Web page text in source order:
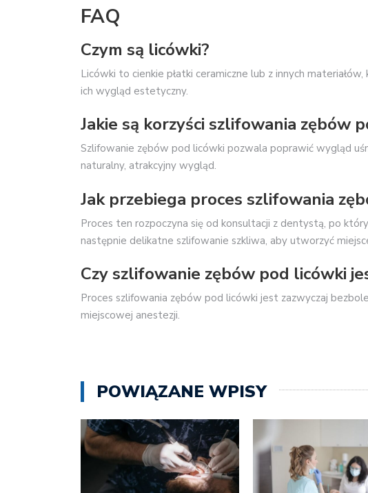
FAQ
Czym są licówki?
Licówki to cienkie płatki ceramiczne lub z innych
ich wygląd estetyczny.
Jakie są korzyści szlifowania zębów
Szlifowanie zębów pod licówki pozwala poprawić wygląd
naturalny, atrakcyjny wygląd.
Jak przebiega proces szlifowania
Proces ten rozpoczyna się od konsultacji z dentystą, po
następnie delikatne szlifowanie szkliwa, aby utworzyć
Czy szlifowanie zębów pod licówki
Proces szlifowania zębów pod licówki jest zazwyczaj
miejscowej anestezji.
POWIĄZANE WPISY